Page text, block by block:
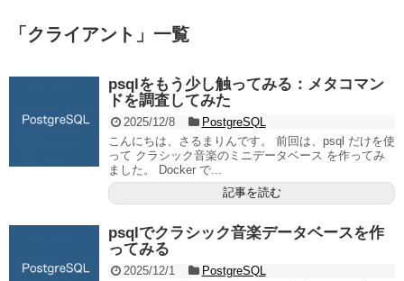
「 クライアント 」 一覧
psqlをもう少し触ってみる：メタコマン
ドを調査してみた
2025/12/8
PostgreSQL
こんにちは、さるまりんです。 前回は、psql だけを使
って クラシック音楽のミニデータベース を作ってみ
ました。 Docker で...
記事を読む
psqlでクラシック音楽データベースを作
ってみる
2025/12/1
PostgreSQL